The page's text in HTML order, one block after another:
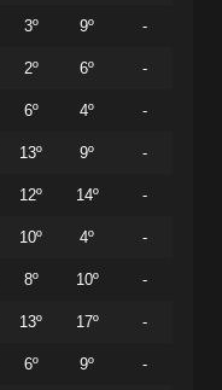
3º 9º -
2º 6º -
6º 4º -
13º 9º -
12º 14º -
10º 4º -
8º 10º -
13º 17º -
6º 9º -